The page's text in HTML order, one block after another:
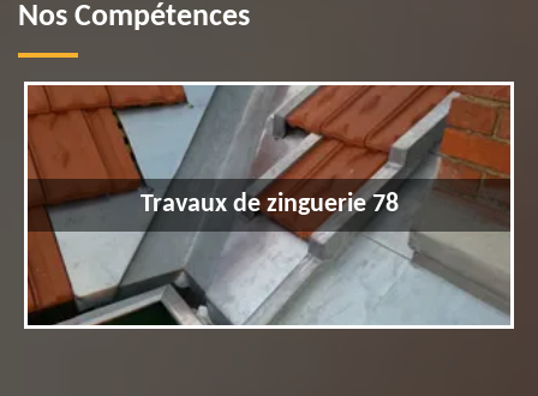
Nos Compétences
Travaux de zinguerie 78